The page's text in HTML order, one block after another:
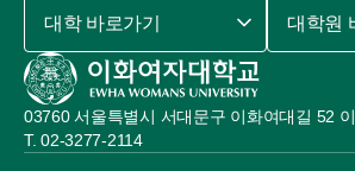
03760 서울특별시 서대문구 이화여대길 52
02-3277-2114
대학 바로가기 대학원